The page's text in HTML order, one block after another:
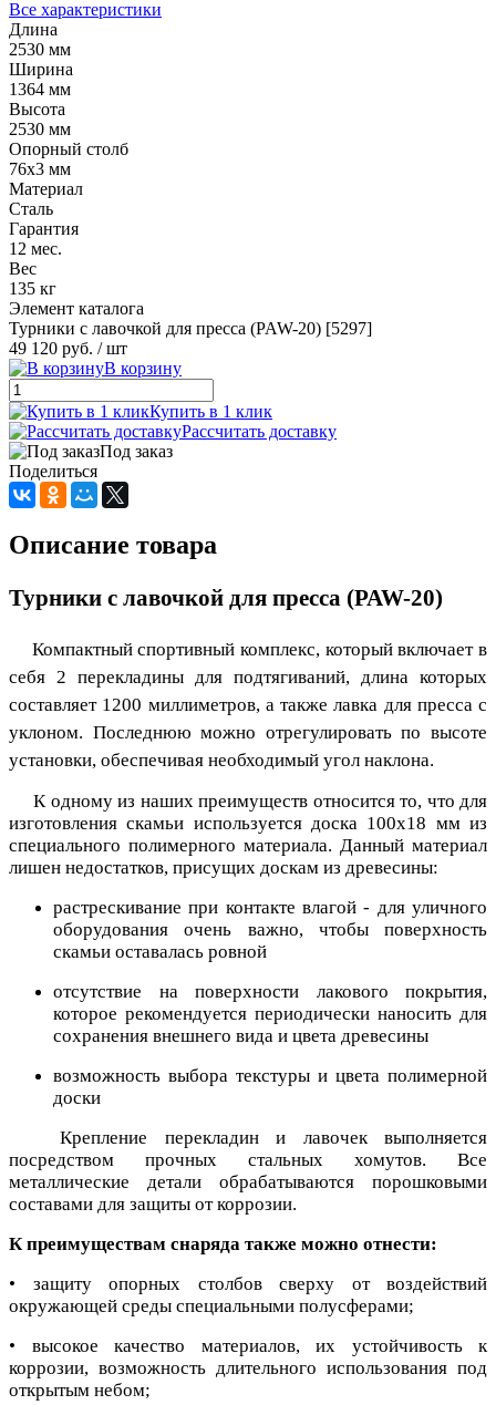
Все характеристики
Длина
2530 мм
Ширина
1364 мм
Высота
2530 мм
Опорный столб
76х3 мм
Материал
Сталь
Гарантия
12 мес.
Вес
135 кг
Элемент каталога
Турники с лавочкой для пресса (PAW-20) [5297]
49 120 руб. / шт
В корзину
Купить в 1 клик
Рассчитать доставку
Под заказ
Поделиться
Описание товара
Турники с лавочкой для пресса (PAW-20)
Компактный спортивный комплекс, который включает в
себя 2 перекладины для подтягиваний, длина которых
составляет 1200 миллиметров, а также лавка для пресса с
уклоном. Последнюю можно отрегулировать по высоте
установки, обеспечивая необходимый угол наклона.
К одному из наших преимуществ относится то, что для
изготовления скамьи используется доска 100х18 мм из
специального полимерного материала. Данный материал
лишен недостатков, присущих доскам из древесины:
растрескивание при контакте влагой - для уличного
оборудования очень важно, чтобы поверхность
скамьи оставалась ровной
отсутствие на поверхности лакового покрытия,
которое рекомендуется периодически наносить для
сохранения внешнего вида и цвета древесины
возможность выбора текстуры и цвета полимерной
доски
Крепление перекладин и лавочек выполняется
посредством прочных стальных хомутов. Все
металлические детали обрабатываются порошковыми
составами для защиты от коррозии.
К преимуществам снаряда также можно отнести:
• защиту опорных столбов сверху от воздействий
окружающей среды специальными полусферами;
• высокое качество материалов, их устойчивость к
коррозии, возможность длительного использования под
открытым небом;